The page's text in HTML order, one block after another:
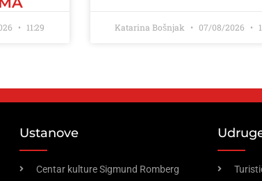
11:29 Katarina Bošnjak 07/08/2026
Ustanove
Centar kulture Sigmund Romberg